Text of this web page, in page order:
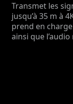
Transmet les
jusqu’à 35 m à
prend en
ainsi que